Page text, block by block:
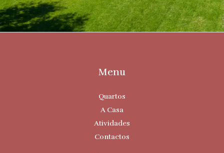
Menu
Quartos
A Casa
Atividades
Contactos